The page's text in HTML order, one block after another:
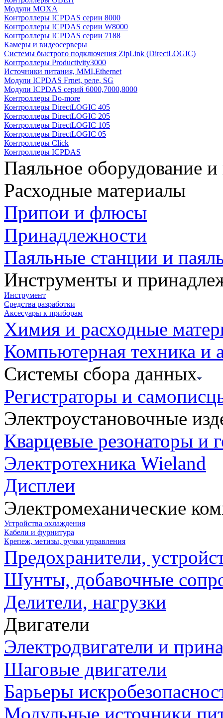
Модули MOXA
Контроллеры ICPDAS серии 8000
Контроллеры ICPDAS серии W8000
Контроллеры ICPDAS серии 7188
Камеры и видеосерверы
Системы быстрого подключения ZipLink (DirectLOGIC)
Контроллеры Productivity3000
Источники питания, MMI,Ethernet
Модули ICPDAS Frnet, реле, SG
Модули ICPDAS серий 6000,7000,8000
Контроллеры Do-more
Контроллеры DirectLOGIC 405
Контроллеры DirectLOGIC 205
Контроллеры DirectLOGIC 105
Контроллеры DirectLOGIC 05
Контроллеры Click
Контроллеры ICPDAS
Паяльное оборудование
Расходные материалы
Припои и флюсы
Принадлежности
Паяльные станции и
Инструменты и
Инструмент
Средства разработки
Аксесуары к приборам
Химия и расходные
Компьютерная техника и
Системы сбора данных
Регистраторы и
Электроустановочные
Кварцевые резонаторы и
Электротехника Wieland
Дисплеи
Электромеханические
Устройства охлаждения
Кабели и фурнитура
Крепеж, метизы, ручки управления
Предохранители,
Шунты, добавочные
Делители, нагрузки
Двигатели
Электродвигатели и
Шаговые двигатели
Барьеры
Модульные источники